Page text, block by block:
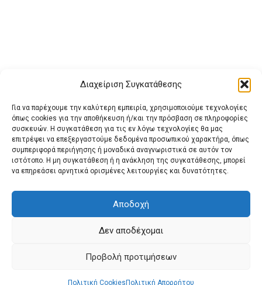
Διαχείριση Συγκατάθεσης
Για να παρέχουμε την καλύτερη εμπειρία, χρησιμοποιούμε τεχνολογίες
όπως cookies για την αποθήκευση ή/και την πρόσβαση σε πληροφορίες
συσκευών. Η συγκατάθεση για τις εν λόγω τεχνολογίες θα μας
επιτρέψει να επεξεργαστούμε δεδομένα προσωπικού χαρακτήρα, όπως
συμπεριφορά περιήγησης ή μοναδικά αναγνωριστικά σε αυτόν τον
ιστότοπο. Η μη συγκατάθεση ή η ανάκληση της συγκατάθεσης, μπορεί
να επηρεάσει αρνητικά ορισμένες λειτουργίες και δυνατότητες.
Αποδοχή
Δεν αποδέχομαι
Προβολή προτιμήσεων
Πολιτική Cookies Πολιτική Απορρήτου
Buy Adspace ΑΡΧΙΚΗ ΕΠΙΚΟΙΝΩΝΙΑ
ΟΡΟΙ ΧΡΗΣΗΣ